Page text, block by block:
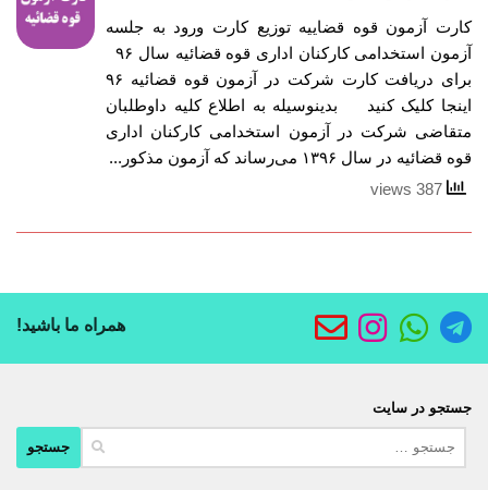
کارت آزمون قوه قضاییه توزیع کارت ورود به جلسه
آزمون استخدامی کارکنان اداری قوه قضائیه سال ۹۶
برای دریافت کارت شرکت در آزمون قوه قضائیه ۹۶
اینجا کلیک کنید بدینوسیله به اطلاع کلیه داوطلبان
متقاضی شرکت در آزمون استخدامی کارکنان اداری
قوه قضائیه در سال ۱۳۹۶ می‌رساند که آزمون مذکور...
همراه ما باشید!
جستجو در سایت